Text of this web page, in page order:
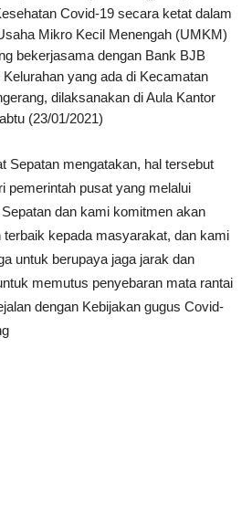
Covid-19 secara ketat dalam
Mikro Kecil Menengah (UMKM)
bekerjasama dengan Bank BJB
yang ada di Kecamatan
dilaksanakan di Aula Kantor
(23/01/2021)
Sepatan mengatakan, hal tersebut
pemerintah pusat yang melalui
dan kami komitmen akan
kepada masyarakat, dan kami
untuk berupaya jaga jarak dan
memutus penyebaran mata rantai
dengan Kebijakan gugus Covid-